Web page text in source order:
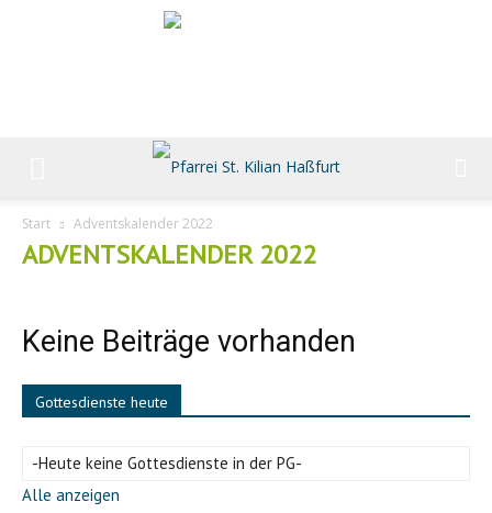
Start Adventskalender 2022
ADVENTSKALENDER 2022
Keine Beiträge vorhanden
Gottesdienste heute
-Heute keine Gottesdienste in der PG-
Alle anzeigen